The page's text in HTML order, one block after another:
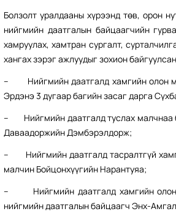
Болзолт уралдааны хүрээнд төв, орон
нийгмийн даатгалын байцаагчийн
хамруулах, хамтран сургалт,
хангах зэрэг ажлуудыг зохион
– Нийгмийн даатгалд хамгийн олон
Эрдэнэ 3 дугаар багийн засаг дарга
– Нийгмийн даатгалд туслах малчнаа
Даваадоржийн Дэмбэрэлдорж;
– Нийгмийн даатгалд тасралтгүй
малчин Бойцонхүүгийн Нарантуяа;
– Нийгмийн даатгалд хамгийн олон
нийгмийн даатгалын байцаагч Энх-